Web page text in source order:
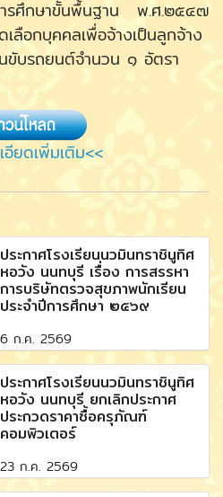
ารศึกษาขั้นพื้นฐาน พ.ศ.๒๕๔๗
ลือกบุคคลเพื่อจ้างเป็นลูกจ้าง
ขับรถยนต์จำนวน ๑ อัตรา
อียดเพิ่มเติม<<
ประกาศโรงเรียนนวมินทราชินูทิศ
หอวัง นนทบุรี เรื่อง การสรรหา
การบริษัทตรวจสุขภาพนักเรียน
ประจำปีการศึกษา ๒๕๖๙
6 ก.ค. 2569
ประกาศโรงเรียนนวมินทราชินูทิศ
หอวัง นนทบุรี ยกเลิกประกาศ
ประกวดราคาซื้อครุภัณฑ์
คอมพิวเตอร์
23 ก.ค. 2569